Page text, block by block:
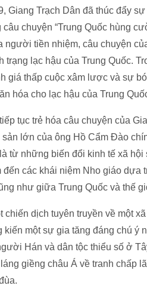
Giang Trạch Dân đã thúc đẩy
chuyện “Trung Quốc hùng
người tiền nhiệm, câu chuyện
trạng lạc hậu của Trung Quốc.
giá thấp cuộc xâm lược và sự
hóa cho lạc hậu của Trung
tục trẻ hóa câu chuyện của
lớn của ông Hồ Cẩm Đào
từ những biến đổi kinh tế xã
các khái niệm Nho giáo dựa
như giữa Trung Quốc và thế
chiến dịch tuyên truyền về một
​​một sự gia tăng đáng chú ý
Hán và dân tộc thiểu số ở
giềng châu Á về tranh chấp